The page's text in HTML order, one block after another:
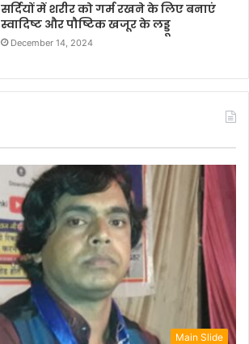
सर्दियों में शरीर को गर्म रखने के लिए बनाएं
स्वादिष्ट और पौष्टिक खजूर के लड्डू
December 14, 2024
Main Slide